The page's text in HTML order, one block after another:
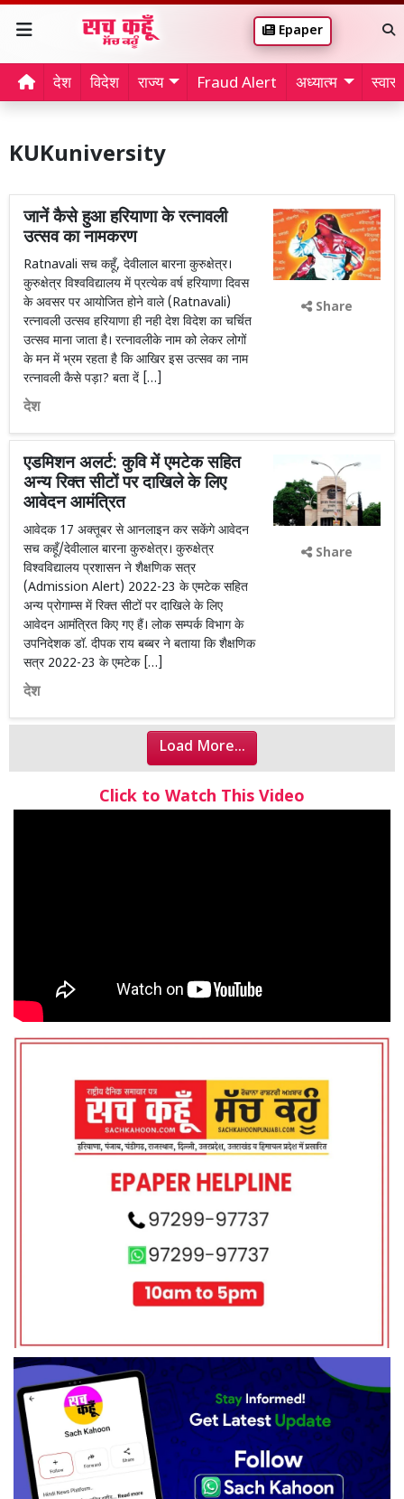
Epaper
देश विदेश राज्य Fraud Alert अध्यात्म
KUKuniversity
जानें कैसे हुआ हरियाणा के रत्नावली
उत्सव का नामकरण
Ratnavali सच कहूँ, देवीलाल बारना कुरुक्षेत्र।
कुरुक्षेत्र विश्वविद्यालय में प्रत्येक वर्ष हरियाणा दिवस
के अवसर पर आयोजित होने वाले (Ratnavali)
रत्नावली उत्सव हरियाणा ही नही देश विदेश का चर्चित
उत्सव माना जाता है। रत्नावलीके नाम को लेकर लोगों
के मन में भ्रम रहता है कि आखिर इस उत्सव का नाम
रत्नावली कैसे पड़ा? बता दें […]
देश
Share
एडमिशन अलर्ट: कुवि में एमटेक सहित
अन्य रिक्त सीटों पर दाखिले के लिए
आवेदन आमंत्रित
आवेदक 17 अक्तूबर से आनलाइन कर सकेंगे आवेदन
सच कहूँ/देवीलाल बारना कुरुक्षेत्र। कुरुक्षेत्र
विश्वविद्यालय प्रशासन ने शैक्षणिक सत्र
(Admission Alert) 2022-23 के एमटेक सहित
अन्य प्रोगाम्स में रिक्त सीटों पर दाखिले के लिए
आवेदन आमंत्रित किए गए हैं। लोक सम्पर्क विभाग के
उपनिदेशक डॉ. दीपक राय बब्बर ने बताया कि शैक्षणिक
सत्र 2022-23 के एमटेक […]
देश
Share
Load More...
Click to Watch This Video